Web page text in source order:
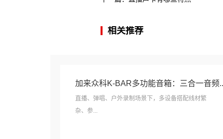
相关推荐
加来众科K-BAR多功能音箱：三合一音频
直播、弹唱、户外录制场景下，多设备搭配线材繁
杂、参...